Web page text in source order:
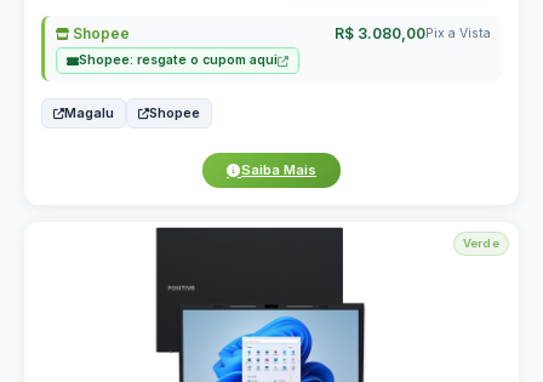
Shopee R$ 3.080,00Pix a Vista
Shopee: resgate o cupom aqui
Magalu Shopee
Saiba Mais
Verde